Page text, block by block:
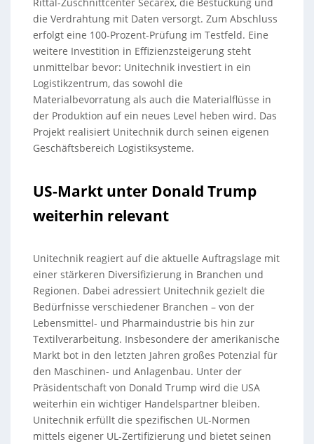
Rittal-Zuschnittcenter Secarex, die Bestückung und
die Verdrahtung mit Daten versorgt. Zum Abschluss
erfolgt eine 100-Prozent-Prüfung im Testfeld. Eine
weitere Investition in Effizienzsteigerung steht
unmittelbar bevor: Unitechnik investiert in ein
Logistikzentrum, das sowohl die
Materialbevorratung als auch die Materialflüsse in
der Produktion auf ein neues Level heben wird. Das
Projekt realisiert Unitechnik durch seinen eigenen
Geschäftsbereich Logistiksysteme.
US-Markt unter Donald Trump
weiterhin relevant
Unitechnik reagiert auf die aktuelle Auftragslage mit
einer stärkeren Diversifizierung in Branchen und
Regionen. Dabei adressiert Unitechnik gezielt die
Bedürfnisse verschiedener Branchen – von der
Lebensmittel- und Pharmaindustrie bis hin zur
Textilverarbeitung. Insbesondere der amerikanische
Markt bot in den letzten Jahren großes Potenzial für
den Maschinen- und Anlagenbau. Unter der
Präsidentschaft von Donald Trump wird die USA
weiterhin ein wichtiger Handelspartner bleiben.
Unitechnik erfüllt die spezifischen UL-Normen
mittels eigener UL-Zertifizierung und bietet seinen